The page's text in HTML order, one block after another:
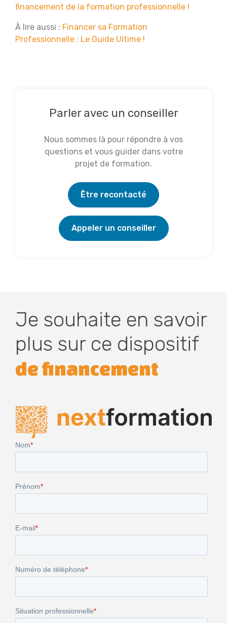
financement de la formation professionnelle !
À lire aussi : Financer sa Formation
Professionnelle : Le Guide Ultime !
Parler avec un conseiller
Nous sommes là pour répondre à vos
questions et vous guider dans votre
projet de formation.
Être recontacté
Appeler un conseiller
Je souhaite en savoir
plus sur ce dispositif
de financement